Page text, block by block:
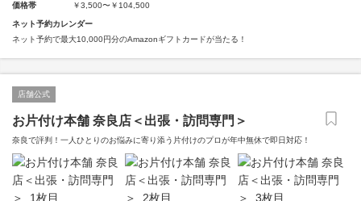
価格帯
￥3,500〜￥104,500
ネット予約カレンダー
ネット予約で最大10,000円分のAmazonギフトカードが当たる！
店舗公式
お片付け本舗 奈良店＜出張・訪問専門＞
奈良で評判！一人ひとりのお悩みに寄り添う片付けのプロが年中無休で即日対応！